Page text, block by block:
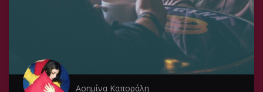
Ασημίνα Καποράλη